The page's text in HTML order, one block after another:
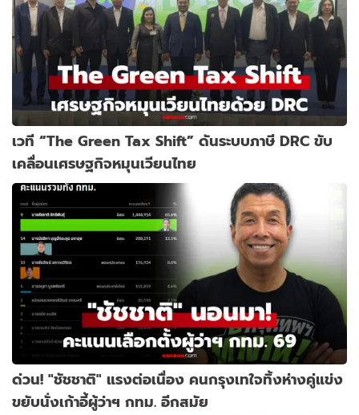
เวที “The Green Tax Shift” ดันระบบภาษี DRC ขับ
เคลื่อนเศรษฐกิจหมุนเวียนไทย
ด่วน! "ชัชชาติ" แรงต่อเนื่อง คนกรุงเทใจทิ้งห่างคู่แข่ง
ขยับนั่งเก้าอี้ผู้ว่าฯ กทม. อีกสมัย